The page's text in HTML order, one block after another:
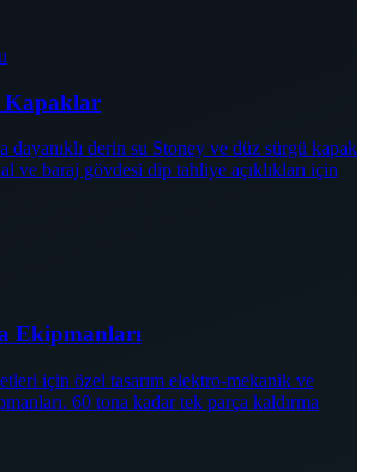
Kapaklar
dayanıklı derin su Stoney ve düz sürgü kapak
ve baraj gövdesi dip tahliye açıklıkları için
Ekipmanları
için özel tasarım elektro-mekanik ve
60 tona kadar tek parça kaldırma